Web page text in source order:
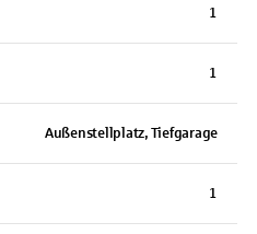
1
1
Außenstellplatz, Tiefgarage
1